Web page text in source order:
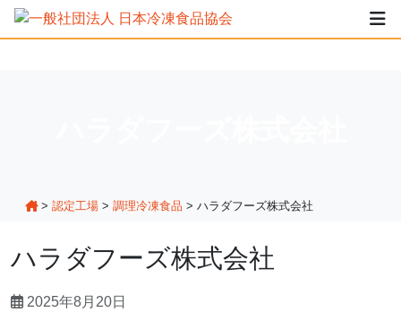
> 認定工場 > 調理冷凍食品 > ハラダフーズ株式会社
ハラダフーズ株式会社
2025年8月20日